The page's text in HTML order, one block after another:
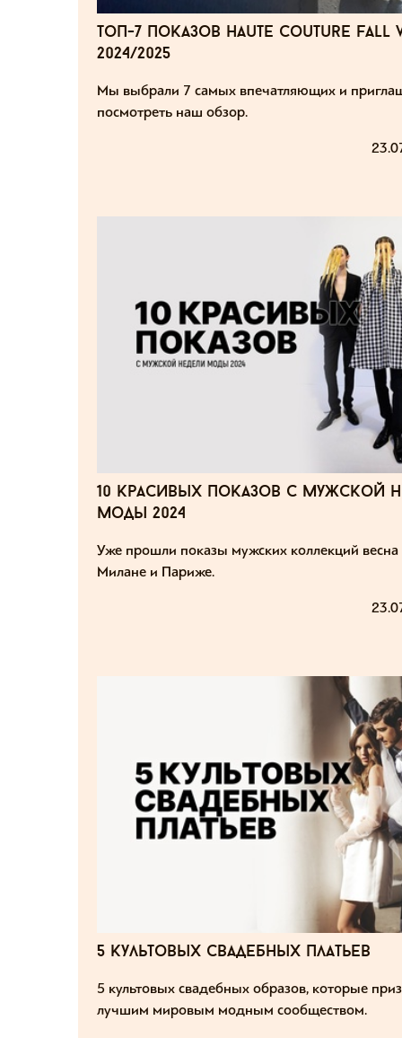
топ-7 показов haute couture fall
2024/2025
Мы выбрали 7 самых впечатляющих и
посмотреть наш обзор.
10 красивых показов с мужской
моды 2024
Уже прошли показы мужских коллекций весна
Милане и Париже.
5 культовых свадебных платьев
5 культовых свадебных образов, которые
лучшим мировым модным сообществом.